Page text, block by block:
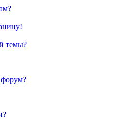
темы?
форум?